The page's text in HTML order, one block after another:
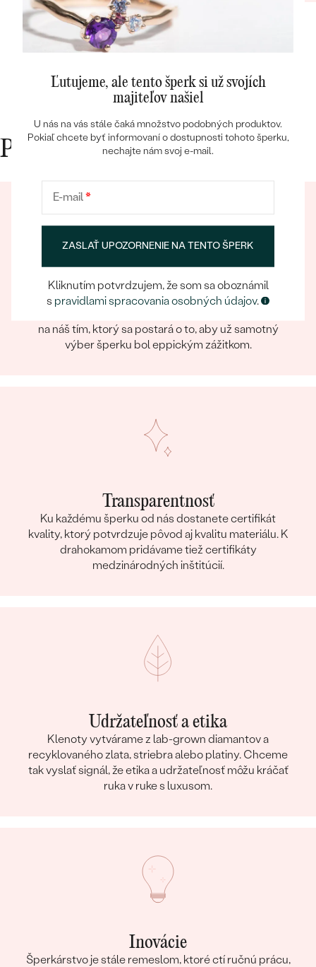
Bestsellery
Prečo nakupovať v Eppi
Eppický zážitok
na náš tím, ktorý sa postará o to, aby už samotný
výber šperku bol eppickým zážitkom.
Transparentnosť
Ku každému šperku od nás dostanete certifikát
kvality, ktorý potvrdzuje pôvod aj kvalitu materiálu. K
drahokamom pridávame tiež certifikáty
medzinárodných inštitúcií.
Udržateľnosť a etika
Klenoty vytvárame z lab-grown diamantov a
recyklovaného zlata, striebra alebo platiny. Chceme
tak vyslať signál, že etika a udržateľnosť môžu kráčať
ruka v ruke s luxusom.
Inovácie
Šperkárstvo je stále remeslom, ktoré ctí ručnú prácu,
Ľutujeme, ale tento šperk si už svojích
majiteľov našiel
U nás na vás stále čaká množstvo podobných produktov.
Pokiaľ chcete byť informovaní o dostupnosti tohoto šperku,
nechajte nám svoj e-mail.
E-mail*
ZASLAŤ UPOZORNENIE NA TENTO ŠPERK
Kliknutím potvrdzujem, že som sa oboznámil
s pravidlami spracovania osobných údajov.